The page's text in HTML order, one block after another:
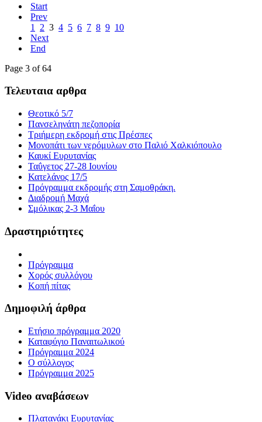
Start
Prev
1
2 3 4 5 6 7 8 9 10
Next
End
Page 3 of 64
Τελευταια αρθρα
Θεοτικό 5/7
Πανσεληνάτη πεζοπορία
Τριήμερη εκδρομή στις Πρέσπες
Μονοπάτι των νερόμυλων στο Παλιό Χαλκιόπουλο
Καυκί Ευρυτανίας
Ταΰγετος 27-28 Ιουνίου
Κατελάνος 17/5
Πρόγραμμα εκδρομής στη Σαμοθράκη.
Διαδρομή Μαχά
Σμόλικας 2-3 Μαΐου
Δραστηριότητες
Πρόγραμμα
Χορός συλλόγου
Κοπή πίτας
Δημοφιλή άρθρα
Ετήσιο πρόγραμμα 2020
Καταφύγιο Παναιτωλικού
Πρόγραμμα 2024
Ο σύλλογος
Πρόγραμμα 2025
Video αναβάσεων
Πλατανάκι Ευρυτανίας